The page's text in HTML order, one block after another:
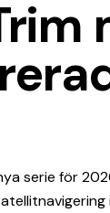
serie för